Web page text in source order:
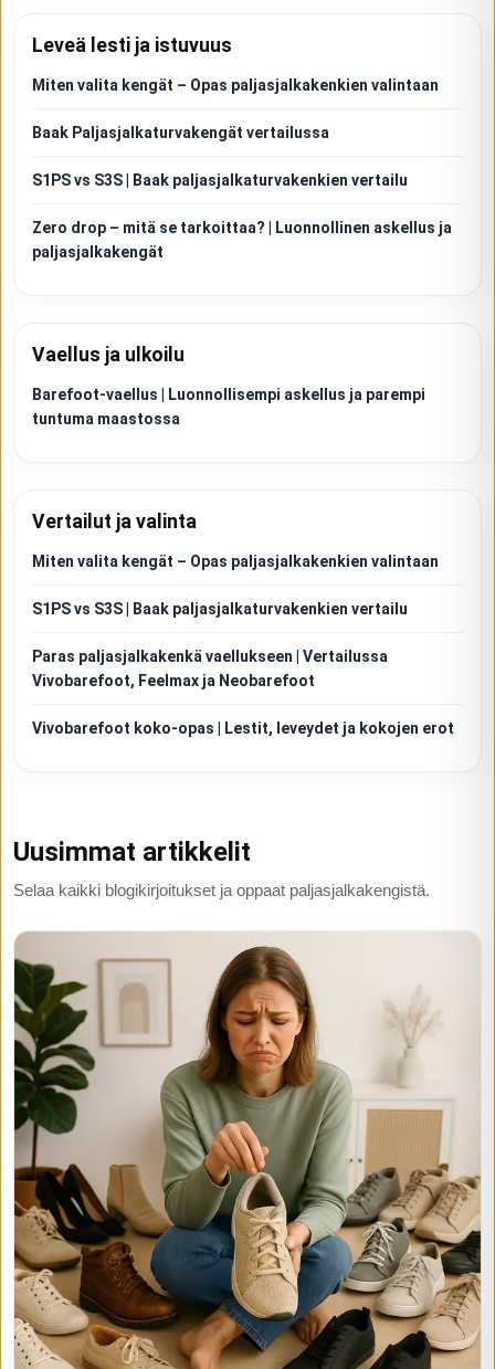
Leveä lesti ja istuvuus
Miten valita kengät – Opas paljasjalkakenkien valintaan
Baak Paljasjalkaturvakengät vertailussa
S1PS vs S3S | Baak paljasjalkaturvakenkien vertailu
Zero drop – mitä se tarkoittaa? | Luonnollinen askellus ja
paljasjalkakengät
Vaellus ja ulkoilu
Barefoot-vaellus | Luonnollisempi askellus ja parempi
tuntuma maastossa
Vertailut ja valinta
Miten valita kengät – Opas paljasjalkakenkien valintaan
S1PS vs S3S | Baak paljasjalkaturvakenkien vertailu
Paras paljasjalkakenkä vaellukseen | Vertailussa
Vivobarefoot, Feelmax ja Neobarefoot
Vivobarefoot koko-opas | Lestit, leveydet ja kokojen erot
Uusimmat artikkelit
Selaa kaikki blogikirjoitukset ja oppaat paljasjalkakengistä.